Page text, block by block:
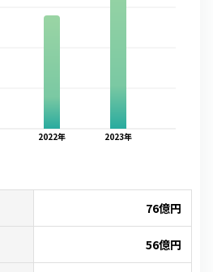
2022年 2023年
76億円
56億円